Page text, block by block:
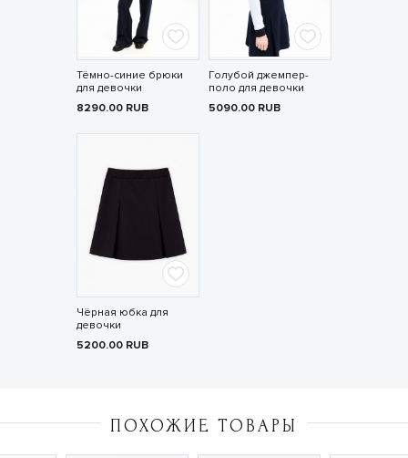
Тёмно-синие брюки
для девочки
8290.00 RUB
Голубой джемпер-
поло для девочки
5090.00 RUB
Чёрная юбка для
девочки
5200.00 RUB
ПОХОЖИЕ ТОВАРЫ